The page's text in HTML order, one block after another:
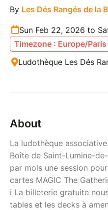
By Les Dés Rangés de la
Sun Feb 22, 2026 to
Timezone : Europe/Paris
Ludothèque Les Dés
About
La ludothèque
Boîte de Saint-Lumine-
par mois une session
cartes MAGIC The
ℹ La billeterie gratuite
tables et les decks à